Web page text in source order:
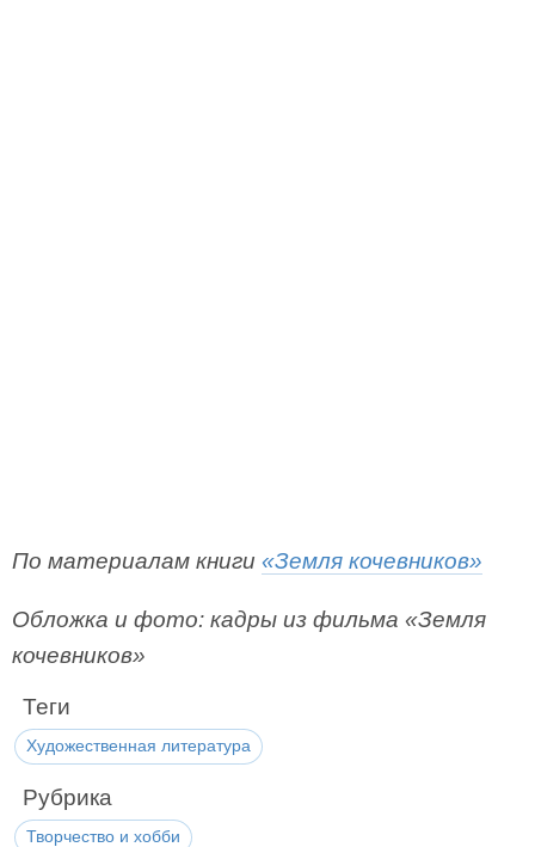
По материалам книги «Земля кочевников»
Обложка и фото: кадры из фильма «Земля
кочевников»
Теги
Художественная литература
Рубрика
Творчество и хобби